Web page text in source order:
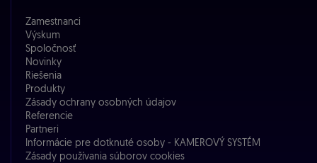
Zamestnanci
Výskum
Spoločnosť
Novinky
Riešenia
Produkty
Zásady ochrany osobných údajov
Referencie
Partneri
Informácie pre dotknuté osoby - KAMEROVÝ SYSTÉM
Zásady používania súborov cookies